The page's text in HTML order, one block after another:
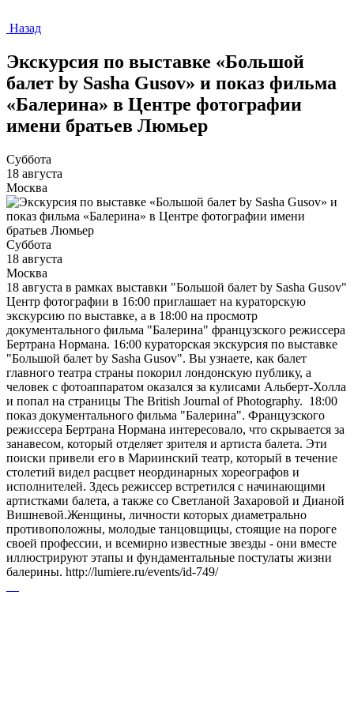
Назад
Экскурсия по выставке «Большой
балет by Sasha Gusov» и показ фильма
«Балерина» в Центре фотографии
имени братьев Люмьер
Суббота
18 августа
Москва
Суббота
18 августа
Москва
18 августа в рамках выставки "Большой балет by Sasha Gusov"
Центр фотографии в 16:00 приглашает на кураторскую
экскурсию по выставке, а в 18:00 на просмотр
документального фильма "Балерина" французского режиссера
Бертрана Нормана. 16:00 кураторская экскурсия по выставке
"Большой балет by Sasha Gusov". Вы узнаете, как балет
главного театра страны покорил лондонскую публику, а
человек с фотоаппаратом оказался за кулисами Альберт-Холла
и попал на страницы The British Journal of Photography. 18:00
показ документального фильма "Балерина". Французского
режиссера Бертрана Нормана интересовало, что скрывается за
занавесом, который отделяет зрителя и артиста балета. Эти
поиски привели его в Мариинский театр, который в течение
столетий видел расцвет неординарных хореографов и
исполнителей. Здесь режиссер встретился с начинающими
артистками балета, а также со Светланой Захаровой и Дианой
Вишневой.Женщины, личности которых диаметрально
противоположны, молодые танцовщицы, стоящие на пороге
своей профессии, и всемирно известные звезды - они вместе
иллюстрируют этапы и фундаментальные постулаты жизни
балерины. http://lumiere.ru/events/id-749/